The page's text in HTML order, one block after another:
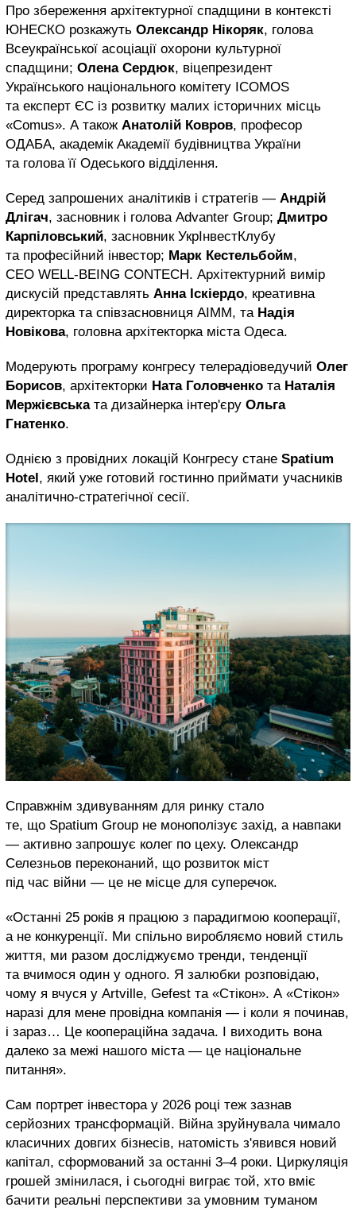
Про збереження архітектурної спадщини в контексті
ЮНЕСКО розкажуть Олександр Нікоряк, голова
Всеукраїнської асоціації охорони культурної
спадщини; Олена Сердюк, віцепрезидент
Українського національного комітету ICOMOS
та експерт ЄС із розвитку малих історичних місць
«Comus». А також Анатолій Ковров, професор
ОДАБА, академік Академії будівництва України
та голова її Одеського відділення.
Серед запрошених аналітиків і стратегів — Андрій
Длігач, засновник і голова Advanter Group; Дмитро
Карпіловський, засновник УкрІнвестКлубу
та професійний інвестор; Марк Кестельбойм,
CEO WELL-BEING CONTECH. Архітектурний вимір
дискусій представлять Анна Іскіердо, креативна
директорка та співзасновниця AIMM, та Надія
Новікова, головна архітекторка міста Одеса.
Модерують програму конгресу телерадіоведучий Олег
Борисов, архітекторки Ната Головченко та Наталія
Мержієвськата дизайнерка інтер'єру Ольга
Гнатенко.
Однією з провідних локацій Конгресу стане Spatium
Hotel, який уже готовий гостинно приймати учасників
аналітично-стратегічної сесії.
Справжнім здивуванням для ринку стало
те, що Spatium Group не монополізує захід, а навпаки
— активно запрошує колег по цеху. Олександр
Селезньов переконаний, що розвиток міст
під час війни — це не місце для суперечок.
«Останні 25 років я працюю з парадигмою кооперації,
а не конкуренції. Ми спільно виробляємо новий стиль
життя, ми разом досліджуємо тренди, тенденції
та вчимося один у одного. Я залюбки розповідаю,
чому я вчуся у Artville, Gefest та «Стікон». А «Стікон»
наразі для мене провідна компанія — і коли я починав,
і зараз… Це коопераційна задача. І виходить вона
далеко за межі нашого міста — це національне
питання».
Сам портрет інвестора у 2026 році теж зазнав
серйозних трансформацій. Війна зруйнувала чимало
класичних довгих бізнесів, натомість з'явився новий
капітал, сформований за останні 3–4 роки. Циркуляція
грошей змінилася, і сьогодні виграє той, хто вміє
бачити реальні перспективи за умовним туманом